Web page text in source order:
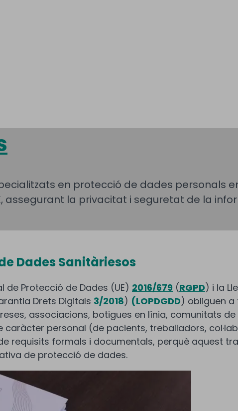
en protecció de dades
assegurant la privacitat i seguretat de la
Dades Sanitàriesos
de Protecció de Dades (UE) 2016/679 (RGPD) i la
Drets Digitals 3/2018) (LOPDGDD) obliguen
associacions, botigues en línia, comunitats
caràcter personal (de pacients, treballadors,
requisits formals i documentals, perquè aquest
de protecció de dades.